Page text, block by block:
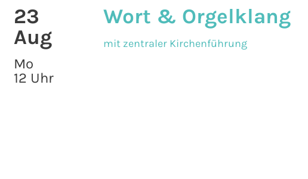
23
Aug
Mo
12 Uhr
Wort & Orgelklang
mit zentraler Kirchenführung